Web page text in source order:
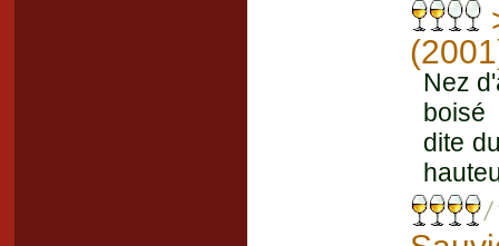
Nez
boisé
dite